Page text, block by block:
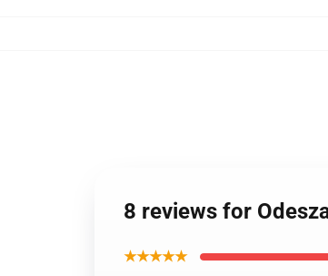
8 reviews for
★★★★★